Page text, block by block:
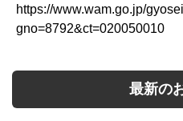
https://www.wam.go.jp/
gno=8792&ct=020050010
最新の